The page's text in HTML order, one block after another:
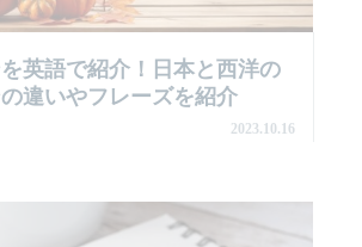
英語で紹介！日本と西洋の
違いやフレーズを紹介
2023.10.16